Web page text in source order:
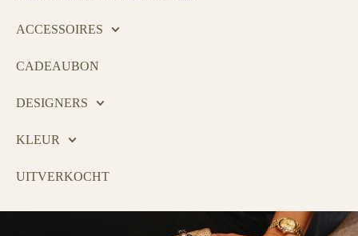
ACCESSOIRES
CADEAUBON
DESIGNERS
KLEUR
UITVERKOCHT